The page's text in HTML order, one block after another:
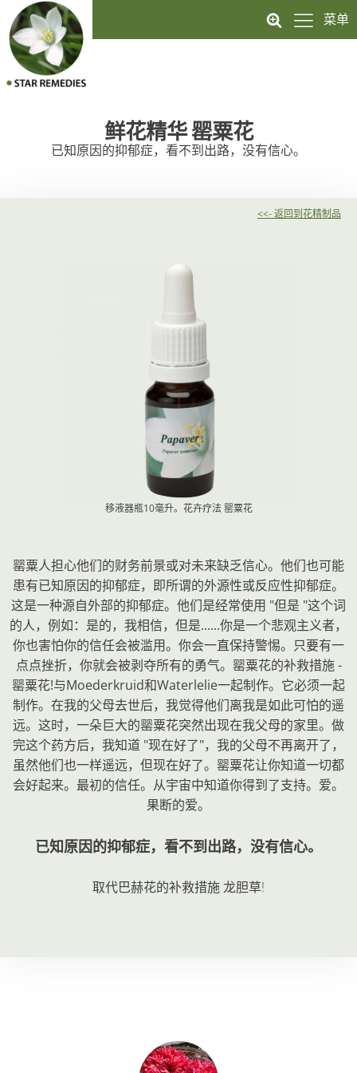
菜单
鲜花精华罂粟花
已知原因的抑郁症，看不到出路，没有信心。
<<- 返回到花精制品
移液器瓶10毫升。花卉疗法罂粟花
罂粟人担心他们的财务前景或对未来缺乏信心。他们也可能
患有已知原因的抑郁症，即所谓的外源性或反应性抑郁症。
这是一种源自外部的抑郁症。他们是经常使用 "但是 "这个词
的人，例如：是的，我相信，但是......你是一个悲观主义者，
你也害怕你的信任会被滥用。你会一直保持警惕。只要有一
点点挫折，你就会被剥夺所有的勇气。罂粟花的补救措施 -
罂粟花!与Moederkruid和Waterlelie一起制作。它必须一起
制作。在我的父母去世后，我觉得他们离我是如此可怕的遥
远。这时，一朵巨大的罂粟花突然出现在我父母的家里。做
完这个药方后，我知道 "现在好了"，我的父母不再离开了，
虽然他们也一样遥远，但现在好了。罂粟花让你知道一切都
会好起来。最初的信任。从宇宙中知道你得到了支持。爱。
果断的爱。
已知原因的抑郁症，看不到出路，没有信心。
取代巴赫花的补救措施龙胆草!